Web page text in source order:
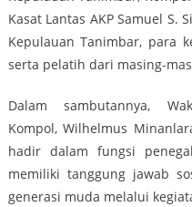
Kasat Lantas AKP Samuel S.
Kepulauan Tanimbar, para
serta pelatih dari masing-
Dalam sambutannya,
Kompol, Wilhelmus
hadir dalam fungsi
memiliki tanggung jawab
generasi muda melalui